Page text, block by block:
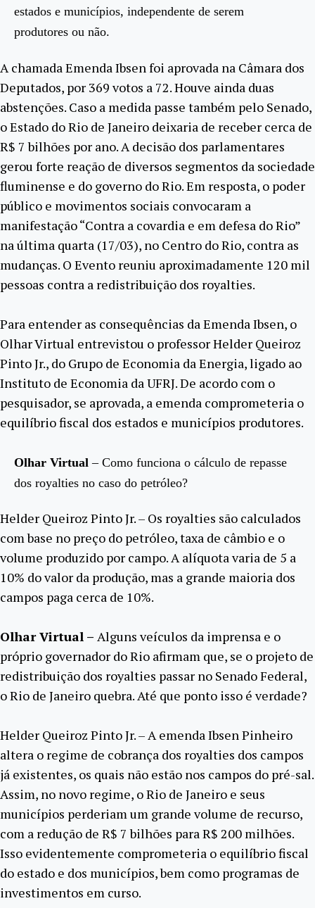
estados e municípios, independente de serem
produtores ou não.
A chamada Emenda Ibsen foi aprovada na Câmara dos
Deputados, por 369 votos a 72. Houve ainda duas
abstenções. Caso a medida passe também pelo Senado,
o Estado do Rio de Janeiro deixaria de receber cerca de
R$ 7 bilhões por ano. A decisão dos parlamentares
gerou forte reação de diversos segmentos da sociedade
fluminense e do governo do Rio. Em resposta, o poder
público e movimentos sociais convocaram a
manifestação “Contra a covardia e em defesa do Rio”
na última quarta (17/03), no Centro do Rio, contra as
mudanças. O Evento reuniu aproximadamente 120 mil
pessoas contra a redistribuição dos royalties.
Para entender as consequências da Emenda Ibsen, o
Olhar Virtual entrevistou o professor Helder Queiroz
Pinto Jr., do Grupo de Economia da Energia, ligado ao
Instituto de Economia da UFRJ. De acordo com o
pesquisador, se aprovada, a emenda comprometeria o
equilíbrio fiscal dos estados e municípios produtores.
Olhar Virtual – Como funciona o cálculo de repasse
dos royalties no caso do petróleo?
Helder Queiroz Pinto Jr. – Os royalties são calculados
com base no preço do petróleo, taxa de câmbio e o
volume produzido por campo. A alíquota varia de 5 a
10% do valor da produção, mas a grande maioria dos
campos paga cerca de 10%.
Olhar Virtual – Alguns veículos da imprensa e o
próprio governador do Rio afirmam que, se o projeto de
redistribuição dos royalties passar no Senado Federal,
o Rio de Janeiro quebra. Até que ponto isso é verdade?
Helder Queiroz Pinto Jr. – A emenda Ibsen Pinheiro
altera o regime de cobrança dos royalties dos campos
já existentes, os quais não estão nos campos do pré-sal.
Assim, no novo regime, o Rio de Janeiro e seus
municípios perderiam um grande volume de recurso,
com a redução de R$ 7 bilhões para R$ 200 milhões.
Isso evidentemente comprometeria o equilíbrio fiscal
do estado e dos municípios, bem como programas de
investimentos em curso.